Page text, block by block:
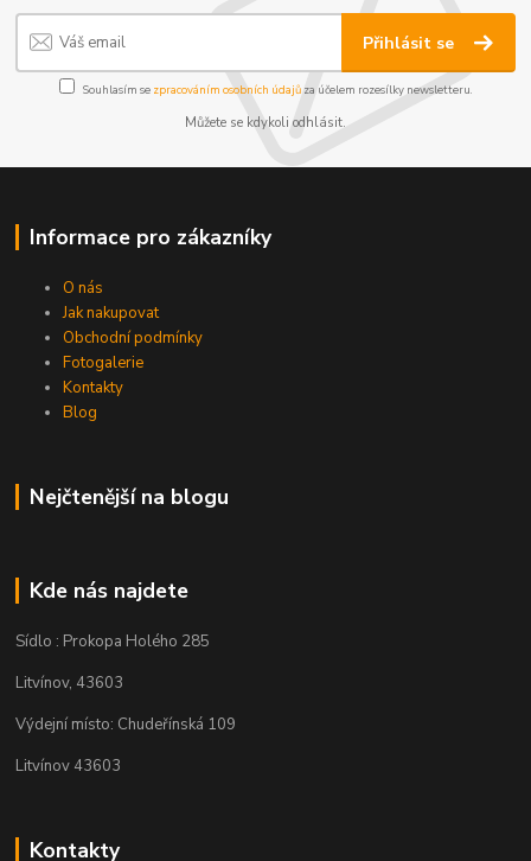
Přihlásit se
Souhlasím se zpracováním osobních údajůza účelem rozesílky newsletteru.
Můžete se kdykoli odhlásit.
Informace pro zákazníky
O nás
Jak nakupovat
Obchodní podmínky
Fotogalerie
Kontakty
Blog
Nejčtenější na blogu
Kde nás najdete
Sídlo : Prokopa Holého 285
Litvínov, 43603
Výdejní místo: Chudeřínská 109
Litvínov 43603
Kontakty